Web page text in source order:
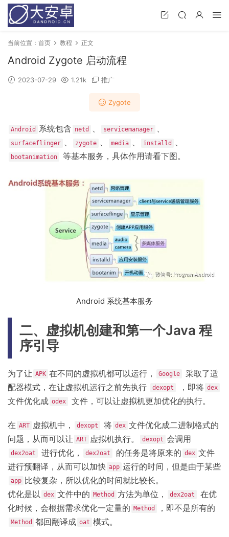
当前位置： 首页 教程 正文
Android Zygote 启动流程
2023-07-29 1.21k 推广
Zygote
Android 系统包含 netd 、 servicemanager 、
surfaceflinger 、 zygote 、 media 、 installd 、
bootanimation 等基本服务，具体作用请看下图。
Android 系统基本服务
二、虚拟机创建和第一个Java 程
序引导
为了让 APK 在不同的虚拟机都可以运行， Google
采取了适
配器模式，在让虚拟机运行之前先执行
dexopt ，即将 dex
文件优化成 odex 文件，可以让虚拟机更加优化的执行。
在 ART 虚拟机中， dexopt 将 dex 文件优化成二进制格式的
问题，从而可以让 ART 虚拟机执行。 dexopt 会调用
dex2oat 进行优化， dex2oat 的任务是将原来的 dex 文件
进行预翻译，从而可以加快 app 运行的时间，但是由于某些
app 比较复杂，所以优化的时间就比较长。
优化是以 dex 文件中的 Method 方法为单位， dex2oat
在优
化时候，会根据需求优化一定量的 Method ，即不是所有的
Method 都回翻译成 oat 模式。